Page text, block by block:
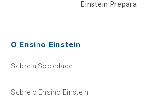
Einstein Prepara
O Ensino Einstein
Sobre a Sociedade
Sobre o Ensino Einstein